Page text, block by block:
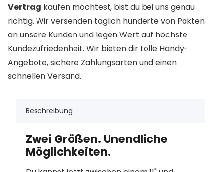
Vertrag kaufen möchtest, bist du bei uns genau
richtig. Wir versenden täglich hunderte von Pakten
an unsere Kunden und legen Wert auf höchste
Kundezufriedenheit. Wir bieten dir tolle Handy-
Angebote, sichere Zahlungsarten und einen
schnellen Versand.
Beschreibung
Zwei Größen. Unendliche
Möglichkeiten.